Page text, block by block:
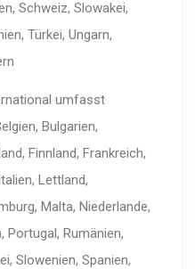
Schweiz, Slowakei,
Türkei, Ungarn,
umfasst
Bulgarien,
Finnland, Frankreich,
Lettland,
Malta, Niederlande,
Portugal, Rumänien,
Slowenien, Spanien,